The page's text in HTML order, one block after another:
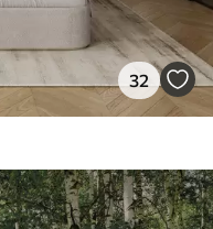
32